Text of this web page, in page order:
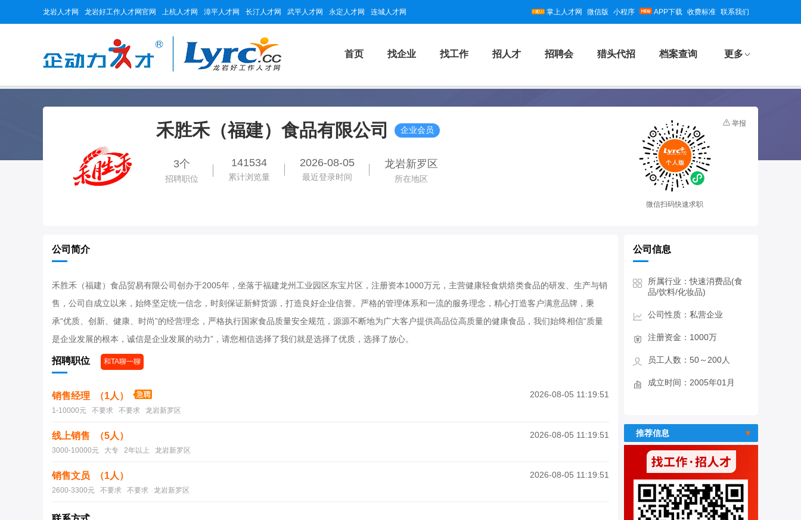
龙岩人才网 龙岩好工作人才网官网 上杭人才网 漳平人才网 长汀人才网 武平人才网 永定人才网 连城人才网 掌上人才网 微信版 小程序 APP下载 收费标准 联系我们
首页 找企业 找工作 招人才 招聘会 猎头代招 档案查询 更多
禾胜禾（福建）食品有限公司 企业会员
3个
招聘职位
141534
累计浏览量
2026-08-05
最近登录时间
龙岩新罗区
所在地区
微信扫码快速求职
举报
公司简介
禾胜禾（福建）食品贸易有限公司创办于2005年，坐落于福建龙州工业园区东宝片区，注册资本1000万元，主营健康轻食烘焙类食品的研发、生产与销
售，公司自成立以来，始终坚定统一信念，时刻保证新鲜货源，打造良好企业信誉。严格的管理体系和一流的服务理念，精心打造客户满意品牌，秉
承“优质、创新、健康、时尚”的经营理念，严格执行国家食品质量安全规范，源源不断地为广大客户提供高品位高质量的健康食品，我们始终相信“质量
是企业发展的根本，诚信是企业发展的动力”，请您相信选择了我们就是选择了优质，选择了放心。
招聘职位 和TA聊一聊
销售经理 （1人） 2026-08-05 11:19:51
1-10000元 不要求 不要求 龙岩新罗区
线上销售 （5人） 2026-08-05 11:19:51
3000-10000元 大专 2年以上 龙岩新罗区
销售文员 （1人） 2026-08-05 11:19:51
2600-3300元 不要求 不要求 龙岩新罗区
公司信息
所属行业：快速消费品(食
品/饮料/化妆品)
公司性质：私营企业
注册资金：1000万
员工人数：50～200人
成立时间：2005年01月
推荐信息